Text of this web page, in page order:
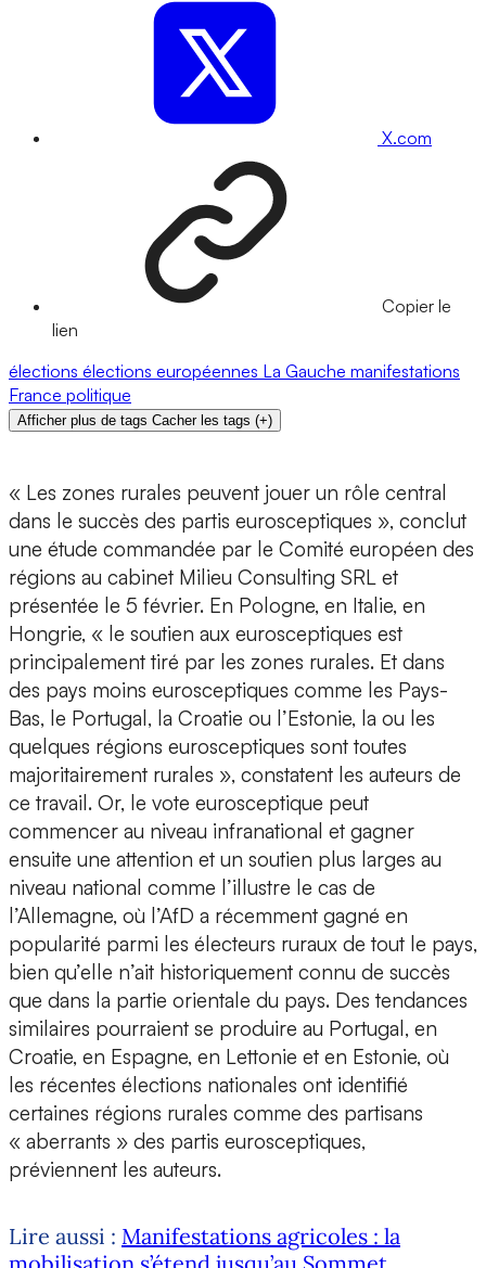
X.com
Copier le
lien
élections élections européennes La Gauche manifestations
France politique
Afficher plus de tags Cacher les tags (+)
« Les zones rurales peuvent jouer un rôle central
dans le succès des partis eurosceptiques », conclut
une étude commandée par le Comité européen des
régions au cabinet Milieu Consulting SRL et
présentée le 5 février. En Pologne, en Italie, en
Hongrie, « le soutien aux eurosceptiques est
principalement tiré par les zones rurales. Et dans
des pays moins eurosceptiques comme les Pays-
Bas, le Portugal, la Croatie ou l’Estonie, la ou les
quelques régions eurosceptiques sont toutes
majoritairement rurales », constatent les auteurs de
ce travail. Or, le vote eurosceptique peut
commencer au niveau infranational et gagner
ensuite une attention et un soutien plus larges au
niveau national comme l’illustre le cas de
l’Allemagne, où l’AfD a récemment gagné en
popularité parmi les électeurs ruraux de tout le pays,
bien qu’elle n’ait historiquement connu de succès
que dans la partie orientale du pays. Des tendances
similaires pourraient se produire au Portugal, en
Croatie, en Espagne, en Lettonie et en Estonie, où
les récentes élections nationales ont identifié
certaines régions rurales comme des partisans
« aberrants » des partis eurosceptiques,
préviennent les auteurs.
Lire aussi : Manifestations agricoles : la